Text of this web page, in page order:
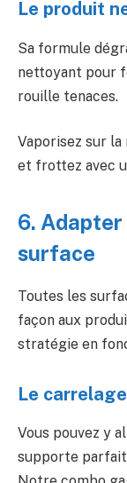
Le produit
Sa formule
nettoyant pour
rouille tenaces.
Vaporisez sur la
et frottez avec
6.
surface
Toutes les
façon aux
stratégie en
Le carrelage
Vous pouvez y
supporte